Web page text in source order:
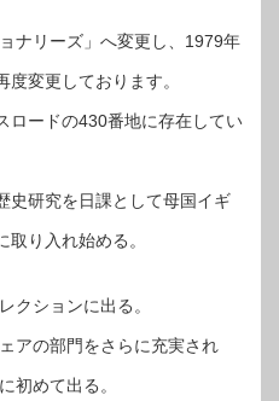
ナリーズ」へ変更し、1979年
変更しております。
ロードの430番地に存在してい
史研究を日課として母国イギ
取り入れ始める。
クションに出る。
アの部門をさらに充実され
初めて出る。